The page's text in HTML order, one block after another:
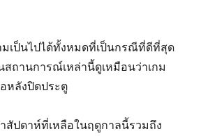
เป็นไปได้ทั้งหมดที่เป็นกรณีที่ดีที่สุด
ถานการณ์เหล่านี้ดูเหมือนว่าเกม
หลังปิดประตู
สัปดาห์ที่เหลือในฤดูกาลนี้รวมถึง